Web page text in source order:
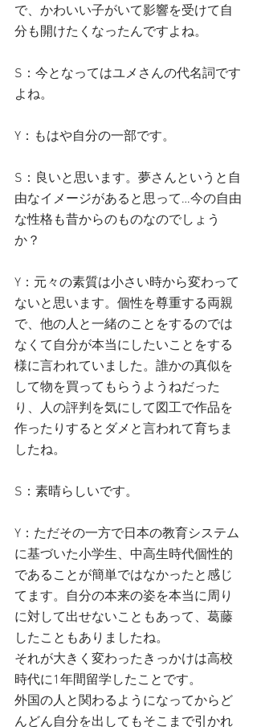
で、かわいい子がいて影響を受けて自
分も開けたくなったんですよね。
S：今となってはユメさんの代名詞です
よね。
Y：もはや自分の一部です。
S：良いと思います。夢さんというと自
由なイメージがあると思って…今の自由
な性格も昔からのものなのでしょう
か？
Y：元々の素質は小さい時から変わって
ないと思います。個性を尊重する両親
で、他の人と一緒のことをするのでは
なくて自分が本当にしたいことをする
様に言われていました。誰かの真似を
して物を買ってもらうようねだった
り、人の評判を気にして図工で作品を
作ったりするとダメと言われて育ちま
したね。
S：素晴らしいです。
Y：ただその一方で日本の教育システム
に基づいた小学生、中高生時代個性的
であることが簡単ではなかったと感じ
てます。自分の本来の姿を本当に周り
に対して出せないこともあって、葛藤
したこともありましたね。
それが大きく変わったきっかけは高校
時代に1年間留学したことです。
外国の人と関わるようになってからど
んどん自分を出してもそこまで引かれ